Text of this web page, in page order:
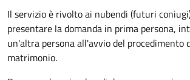
Il servizio è rivolto ai nubendi (futuri
presentare la domanda in prima persona,
un'altra persona all'avvio del procedimento
matrimonio.